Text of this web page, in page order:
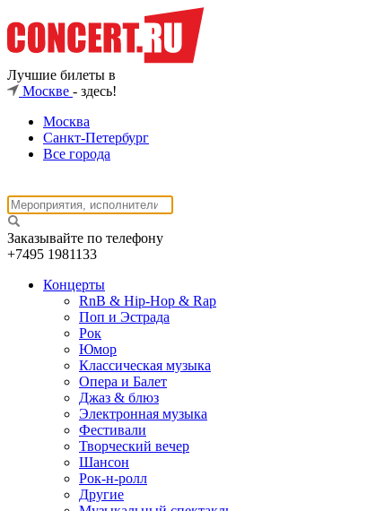
Лучшие билеты в
Москве - здесь!
Москва
Санкт-Петербург
Все города
Заказывайте по телефону
+7495 1981133
Концерты
RnB & Hip-Hop & Rap
Поп и Эстрада
Рок
Юмор
Классическая музыка
Опера и Балет
Джаз & блюз
Электронная музыка
Фестивали
Творческий вечер
Шансон
Рок-н-ролл
Другие